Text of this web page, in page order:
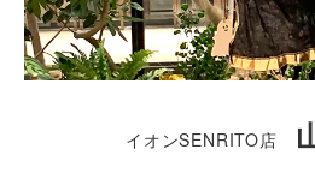
イオンSENRITO店